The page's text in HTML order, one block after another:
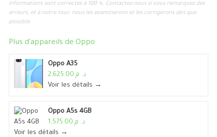
informations sont correctes à 100 %. Contactez-nous si vous remarquez des
erreurs, et à notre tour, nous les examinerons et les corrigerons dès que
possible.
Plus d'appareils de Oppo
Oppo A35
د. م.2,625.00
Voir les détails →
Oppo A5s 4GB
د. م.1,575.00
Voir les détails →